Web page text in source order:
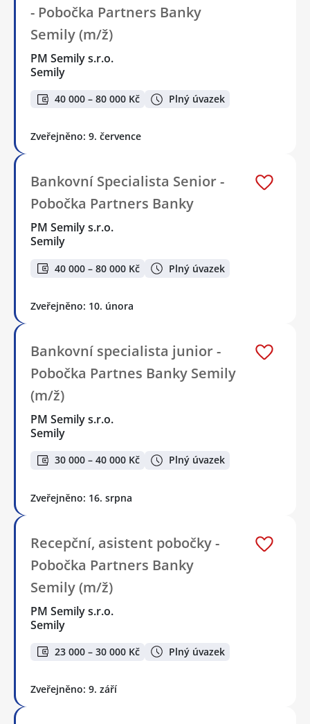
- Pobočka Partners Banky
Semily (m/ž)
PM Semily s.r.o.
Semily
40 000 – 80 000 Kč Plný úvazek
Zveřejněno: 9. července
Bankovní Specialista Senior -
Pobočka Partners Banky
PM Semily s.r.o.
Semily
40 000 – 80 000 Kč Plný úvazek
Zveřejněno: 10. února
Bankovní specialista junior -
Pobočka Partnes Banky Semily
(m/ž)
PM Semily s.r.o.
Semily
30 000 – 40 000 Kč Plný úvazek
Zveřejněno: 16. srpna
Recepční, asistent pobočky -
Pobočka Partners Banky
Semily (m/ž)
PM Semily s.r.o.
Semily
23 000 – 30 000 Kč Plný úvazek
Zveřejněno: 9. září